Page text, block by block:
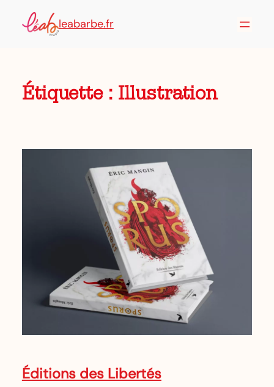
leabarbe.fr
Étiquette : Illustration
Éditions des Libertés